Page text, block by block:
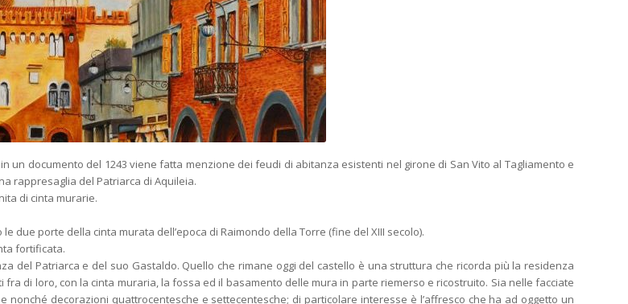
un documento del 1243 viene fatta menzione dei feudi di abitanza esistenti nel girone di San Vito al Tagliamento e
rappresaglia del Patriarca di Aquileia.
di cinta murarie.
due porte della cinta murata dell’epoca di Raimondo della Torre (fine del XIII secolo).
fortificata.
del Patriarca e del suo Gastaldo. Quello che rimane oggi del castello è una struttura che ricorda più la residenza
di loro, con la cinta muraria, la fossa ed il basamento delle mura in parte riemerso e ricostruito. Sia nelle facciate
decorazioni quattrocentesche e settecentesche; di particolare interesse è l’affresco che ha ad oggetto un